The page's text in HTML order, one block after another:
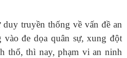
duy truyền thống về vấn đề an
đe dọa quân sự, xung đột
thổ, thì nay, phạm vi an ninh